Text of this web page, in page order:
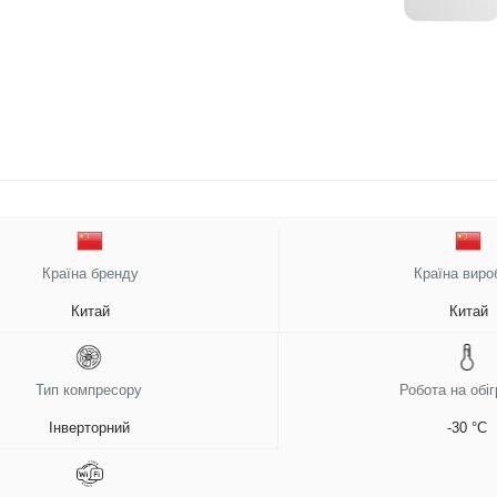
Країна бренду
Китай
Країна
Китай
Тип компресору
Інверторний
Робота на
-30 °C